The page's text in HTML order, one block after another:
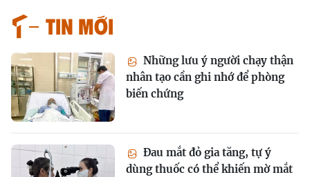
Tin mới
Những lưu ý người chạy thận
nhân tạo cần ghi nhớ để phòng
biến chứng
Đau mắt đỏ gia tăng, tự ý
dùng thuốc có thể khiến mờ mắt